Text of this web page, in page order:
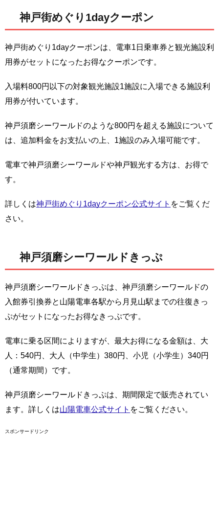
神戸街めぐり1dayクーポン
神戸街めぐり1dayクーポンは、電車1日乗車券と観光施設利
用券がセットになったお得なクーポンです。
入場料800円以下の対象観光施設1施設に入場できる施設利
用券が付いています。
神戸須磨シーワールドのような800円を超える施設について
は、追加料金をお支払いの上、1施設のみ入場可能です。
電車で神戸須磨シーワールドや神戸観光する方は、お得で
す。
詳しくは神戸街めぐり1dayクーポン公式サイト をご覧くだ
さい。
神戸須磨シーワールドきっぷ
神戸須磨シーワールドきっぷは、神戸須磨シーワールドの
入館券引換券と山陽電車各駅から月見山駅までの往復きっ
ぷがセットになったお得なきっぷです。
電車に乗る区間によりますが、最大お得になる金額は、大
人：540円、大人（中学生）380円、小児（小学生）340円
（通常期間）です。
神戸須磨シーワールドきっぷは、期間限定で販売されてい
ます。詳しくは山陽電車公式サイト をご覧ください。
スポンサードリンク